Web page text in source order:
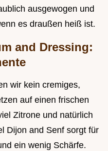
ausgewogen und
es draußen heiß ist.
and Dressing:
wir kein cremiges,
auf einen frischen
Zitrone und natürlich
Dijon and Senf sorgt für
ein wenig Schärfe.